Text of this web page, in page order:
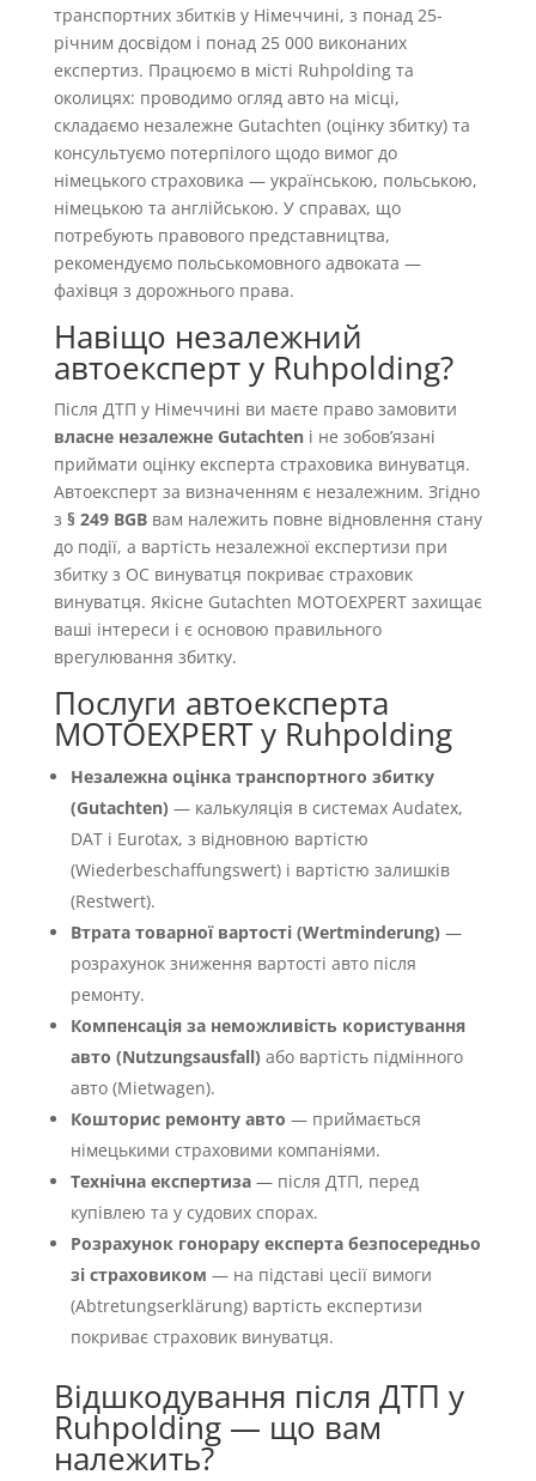
транспортних збитків у Німеччині, з понад 25-
річним досвідом і понад 25 000 виконаних
експертиз. Працюємо в місті Ruhpolding та
околицях: проводимо огляд авто на місці,
складаємо незалежне Gutachten (оцінку збитку) та
консультуємо потерпілого щодо вимог до
німецького страховика — українською, польською,
німецькою та англійською. У справах, що
потребують правового представництва,
рекомендуємо польськомовного адвоката —
фахівця з дорожнього права.
Навіщо незалежний
автоексперт у Ruhpolding?
Після ДТП у Німеччині ви маєте право замовити
власне незалежне Gutachtenі не зобовʼязані
приймати оцінку експерта страховика винуватця.
Автоексперт за визначенням є незалежним. Згідно
з § 249 BGBвам належить повне відновлення стану
до події, а вартість незалежної експертизи при
збитку з OC винуватця покриває страховик
винуватця. Якісне Gutachten MOTOEXPERT захищає
ваші інтереси і є основою правильного
врегулювання збитку.
Послуги автоексперта
MOTOEXPERT у Ruhpolding
Незалежна оцінка транспортного збитку
(Gutachten) — калькуляція в системах Audatex,
DAT і Eurotax, з відновною вартістю
(Wiederbeschaffungswert) і вартістю залишків
(Restwert).
Втрата товарної вартості (Wertminderung) —
розрахунок зниження вартості авто після
ремонту.
Компенсація за неможливість користування
авто (Nutzungsausfall) або вартість підмінного
авто (Mietwagen).
Кошторис ремонту авто — приймається
німецькими страховими компаніями.
Технічна експертиза— після ДТП, перед
купівлею та у судових спорах.
Розрахунок гонорару експерта безпосередньо
зі страховиком — на підставі цесії вимоги
(Abtretungserklärung) вартість експертизи
покриває страховик винуватця.
Відшкодування після ДТП у
Ruhpolding — що вам
належить?